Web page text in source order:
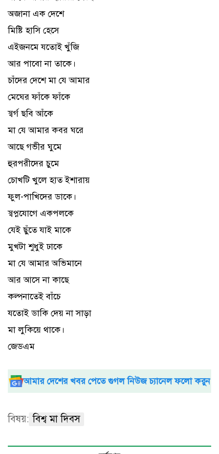
অজানা এক দেশে
মিষ্টি হাসি হেসে
এইজনমে যতোই খুঁজি
আর পাবো না তাকে।
চাঁদের দেশে মা যে আমার
মেঘের ফাঁকে ফাঁকে
স্বর্গ ছবি আঁকে
মা যে আমার কবর ঘরে
আছে গভীর ঘুমে
হুরপরীদের চুমে
চোখটি খুলে হাত ইশারায়
ফুল-পাখিদের ডাকে।
স্বপ্নযোগে একপলকে
যেই ছুঁতে যাই মাকে
মুখটা শুধুই ঢাকে
মা যে আমার অভিমানে
আর আসে না কাছে
কল্পনাতেই বাঁচে
যতোই ডাকি দেয় না সাড়া
মা লুকিয়ে থাকে।
জেডএম
আমার দেশের খবর পেতে গুগল নিউজ চ্যানেল ফলো করুন
বিষয়: বিশ্ব মা দিবস